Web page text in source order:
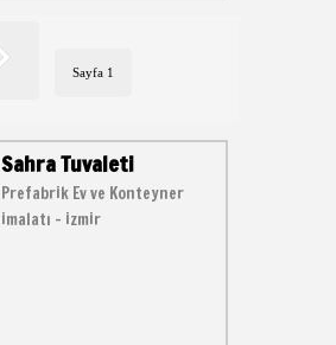
Sayfa 1
Sahra Tuvaleti
Prefabrik Ev ve Konteyner
imalatı - izmir